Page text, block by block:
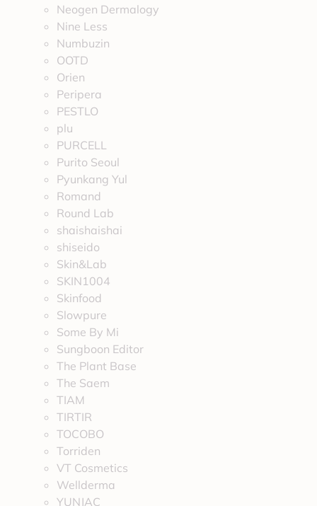
Neogen Dermalogy
Nine Less
Numbuzin
OOTD
Orien
Peripera
PESTLO
plu
PURCELL
Purito Seoul
Pyunkang Yul
Romand
Round Lab
shaishaishai
shiseido
Skin&Lab
SKIN1004
Skinfood
Slowpure
Some By Mi
Sungboon Editor
The Plant Base
The Saem
TIAM
TIRTIR
TOCOBO
Torriden
VT Cosmetics
Wellderma
YUNJAC